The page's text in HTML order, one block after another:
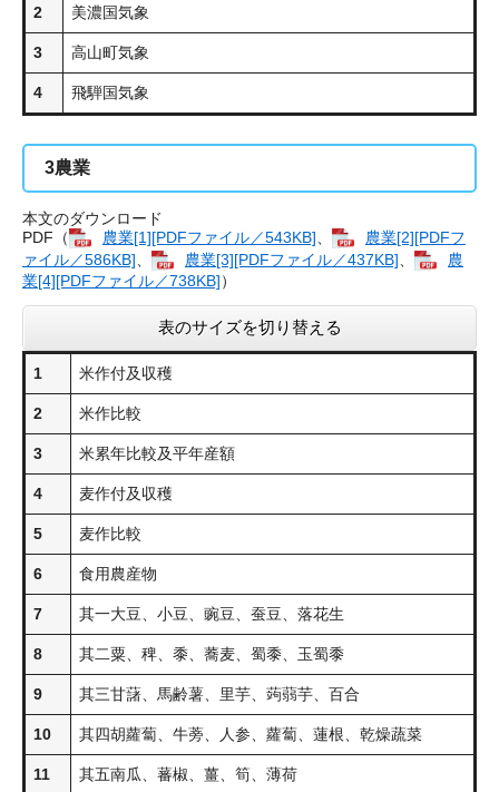
2 美濃国気象
3 高山町気象
4 飛騨国気象
3農業
本文のダウンロード
PDF（
農業​[1][PDFファイル／543KB]
農業​[2][PDFフ
ァイル／586KB]
農業​[3][PDFファイル／437KB]
農
業​[4][PDFファイル／738KB]）
表のサイズを切り替える
1 米作付及収穫
2 米作比較
3 米累年比較及平年産額
4 麦作付及収穫
5 麦作比較
6 食用農産物
7 其一大豆、小豆、豌豆、蚕豆、落花生
8 其二粟、稗、黍、蕎麦、蜀黍、玉蜀黍
9 其三甘藷、馬齢薯、里芋、蒟蒻芋、百合
10 其四胡蘿蔔、牛蒡、人参、蘿蔔、蓮根、乾燥蔬菜
11 其五南瓜、蕃椒、薑、筍、薄荷